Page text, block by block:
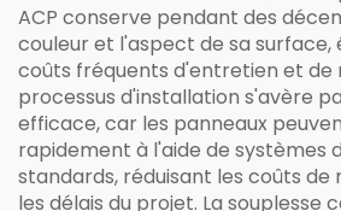
ACP conserve pendant des
couleur et l'aspect de sa surface,
coûts fréquents d'entretien et de
processus d'installation s'avère
efficace, car les panneaux
rapidement à l'aide de systèmes
standards, réduisant les coûts
les délais du projet. La souplesse